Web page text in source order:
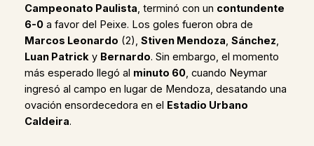
Campeonato Paulista, terminó con un contundente
6-0a favor del Peixe. Los goles fueron obra de
Marcos Leonardo (2), Stiven Mendoza, Sánchez,
Luan Patricky Bernardo. Sin embargo, el momento
más esperado llegó al minuto 60, cuando Neymar
ingresó al campo en lugar de Mendoza, desatando una
ovación ensordecedora en el Estadio Urbano
Caldeira.